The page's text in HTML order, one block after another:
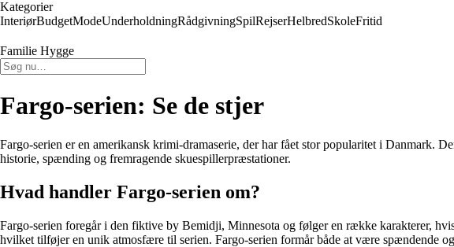
Kategorier
InteriørBudgetModeUnderholdningRådgivningSpilRejserHelbredSkoleFritid
Familie Hygge
Fargo-serien: Se de stjer
Fargo-serien er en amerikansk krimi-dramaserie, der har fået stor popularitet i Danmark.
historie, spænding og fremragende skuespillerpræstationer.
Hvad handler Fargo-serien om?
Fargo-serien foregår i den fiktive by Bemidji, Minnesota og følger en række karakterer,
hvilket tilføjer en unik atmosfære til serien. Fargo-serien formår både at være spændende